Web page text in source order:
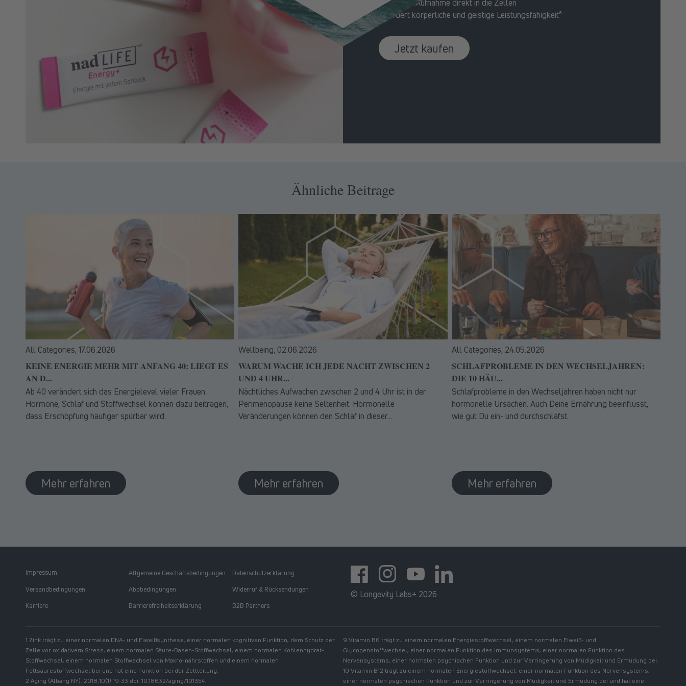
• Schnelle Aufnahme direkt in die Zellen
• Fördert körperliche und geistige Leistungsfähigkeit⁶
Jetzt kaufen
Ähnliche Beitrage
All Categories,17.06.2026
KEINE ENERGIE MEHR MIT ANFANG 40: LIEGT ES
AN D...
Ab 40 verändert sich das Energielevel vieler Frauen.
Hormone, Schlaf und Stoffwechsel können dazu beitragen,
dass Erschöpfung häufiger spürbar wird.
Mehr erfahren
Wellbeing, 02.06.2026
WARUM WACHE ICH JEDE NACHT ZWISCHEN 2
UND 4 UHR...
Nächtliches Aufwachen zwischen 2 und 4 Uhr ist in der
Perimenopause keine Seltenheit. Hormonelle
Veränderungen können den Schlaf in dieser...
Mehr erfahren
All Categories, 24.05.2026
SCHLAFPROBLEME IN DEN WECHSELJAHREN:
DIE 10 HÄU...
Schlafprobleme in den Wechseljahren haben nicht nur
hormonelle Ursachen. Auch Deine Ernährung beeinflusst,
wie gut Du ein- und durchschläfst.
Mehr erfahren
Impressum Allgemeine Geschäftsbedingungen
Datenschutzerklärung
Versandbedingungen
Abobedingungen
Widerruf & Rücksendungen
Karriere
Barrierefreiheitserklärung B2B Partners
FacebookInstagramYouTube
© Longevity Labs+ 2026
1 Zink trägt zu einer normalen DNA- und Eiweißsynthese, einer normalen kognitiven Funktion, dem Schutz der
Zelle vor oxidativem Stress, einem normalen Säure-Basen-Stoffwechsel, einem normalen Kohlenhydrat-
Stoffwechsel, einem normalen Stoffwechsel von Makro-nährstoffen und einem normalen
Fettsäurestoffwechsel bei und hat eine Funktion bei der Zellteilung.
2 Aging (Albany NY). 2018;10(1):19-33 doi: 10.18632/aging/101354.
9 Vitamin B6 trägt zu einem normalen Energiestoffwechsel, einem normalen Eiweiß- und
Glycogenstoffwechsel, einer normalen Funktion des Immunsystems, einer normalen Funktion des
Nervensystems, einer normalen psychischen Funktion und zur Verringerung von Müdigkeit und Ermüdung bei.
10 Vitamin B12 trägt zu einem normalen Energiestoffwechsel, einer normalen Funktion des Nervensystems,
einer normalen psychischen Funktion und zur Verringerung von Müdigkeit und Ermüdung bei und hat eine